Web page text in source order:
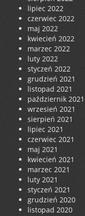
lipiec 2022
czerwiec 2022
maj 2022
kwiecień 2022
marzec 2022
luty 2022
styczeń 2022
grudzień 2021
listopad 2021
październik 2021
wrzesień 2021
sierpień 2021
lipiec 2021
czerwiec 2021
maj 2021
kwiecień 2021
marzec 2021
luty 2021
styczeń 2021
grudzień 2020
listopad 2020